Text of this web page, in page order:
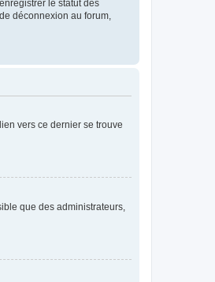
le statut des
déconnexion au forum,
vers ce dernier se trouve
que des administrateurs,